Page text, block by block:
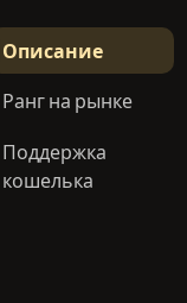
Описание
Ранг на рынке
Поддержка
кошелька